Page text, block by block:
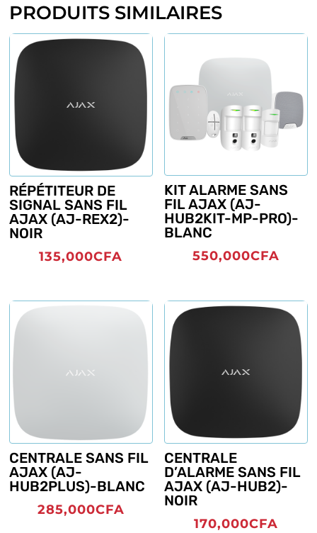
PRODUITS SIMILAIRES
RÉPÉTITEUR DE
SIGNAL SANS FIL
AJAX (AJ-REX2)-
NOIR
135,000CFA
KIT ALARME SANS
FIL AJAX (AJ-
HUB2KIT-MP-PRO)-
BLANC
550,000CFA
CENTRALE SANS FIL
AJAX (AJ-
HUB2PLUS)-BLANC
285,000CFA
CENTRALE
D’ALARME SANS FIL
AJAX (AJ-HUB2)-
NOIR
170,000CFA